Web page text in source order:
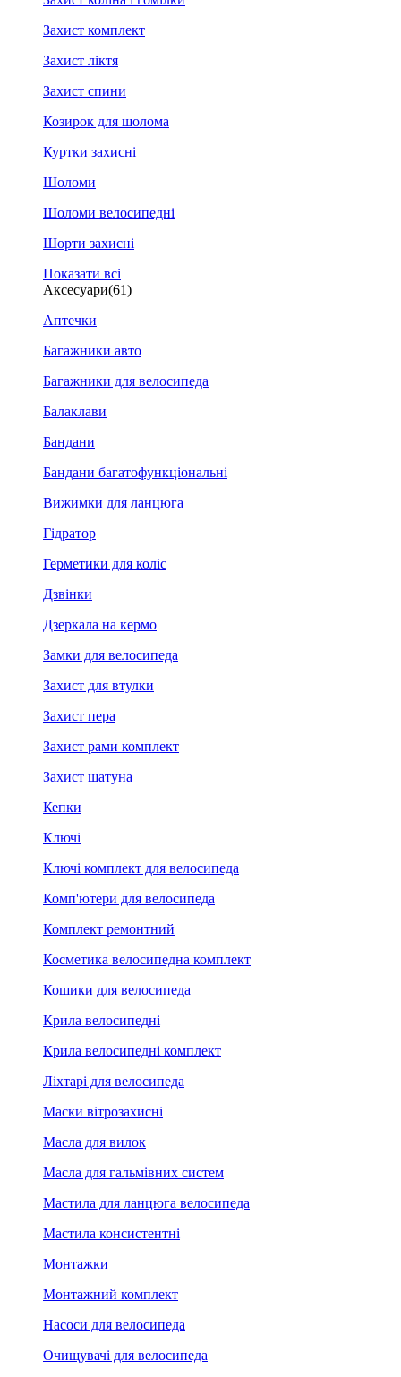
Захист комплект
Захист ліктя
Захист спини
Козирок для шолома
Куртки захисні
Шоломи
Шоломи велосипедні
Шорти захисні
Показати всі
Аксесуари(61)
Аптечки
Багажники авто
Багажники для велосипеда
Балаклави
Бандани
Бандани багатофункціональні
Вижимки для ланцюга
Гідратор
Герметики для коліс
Дзвінки
Дзеркала на кермо
Замки для велосипеда
Захист для втулки
Захист пера
Захист рами комплект
Захист шатуна
Кепки
Ключі
Ключі комплект для велосипеда
Комп'ютери для велосипеда
Комплект ремонтний
Косметика велосипедна комплект
Кошики для велосипеда
Крила велосипедні
Крила велосипедні комплект
Ліхтарі для велосипеда
Маски вітрозахисні
Масла для вилок
Масла для гальмівних систем
Мастила для ланцюга велосипеда
Мастила консистентні
Монтажки
Монтажний комплект
Насоси для велосипеда
Очищувачі для велосипеда